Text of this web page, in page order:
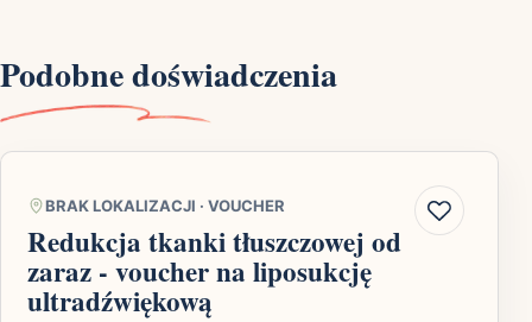
Podobne doświadczenia
BRAK LOKALIZACJI · VOUCHER
Redukcja tkanki tłuszczowej od
zaraz - voucher na liposukcję
ultradźwiękową